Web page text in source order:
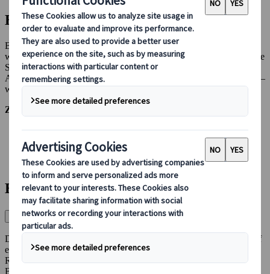
Bei uns buchen
Bei Japanspecialist machen wir den Buchungsprozess so einfach
wie möglich und stellen Ihnen alle Informationen zur Verfügung, die
Sie für eine reibungslose Buchung benötigen. Sollten Sie die
Antwort auf Ihre Frage hier nicht finden,
–
wir stehen Ihnen jederzeit gerne zur Verfügung.
Zu einem Abschnitt springen:
Buchung und Dokumentation
Flüge und Gepäck
Autovermietung
Sicherheit und Schutz
Buchung und Dokumentation
Warum sollte ich bei Japanspecialist buchen?
Das Reisen in Japan ist sicher, aber die Organisation Ihrer Reise auf
eigene Faust kann überwältigend sein. Unsere fachkundigen
Reiseberater sorgen dafür, dass Ihr Urlaub entsprechend Ihren
Bedürfnissen und Interessen gut geplant wird, damit Sie nicht